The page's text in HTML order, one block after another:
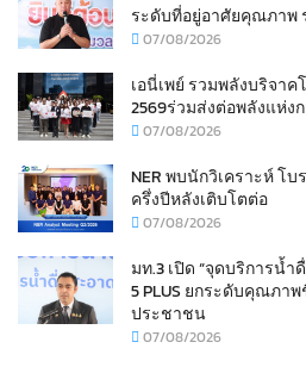
ระดับที่อยู่อาศัยคุณภาพ ร
07/08/2026
เอนี่เพย์ รวมพลังบริจา
2569ร่วมส่งต่อพลังแห่ง
07/08/2026
NER พบนักวิเคราะห์ โ
ครึ่งปีหลังเติบโตต่อ
07/08/2026
มท.3 เปิด “จุดบริการน้
5 PLUS ยกระดับคุณภา
ประชาชน
07/08/2026